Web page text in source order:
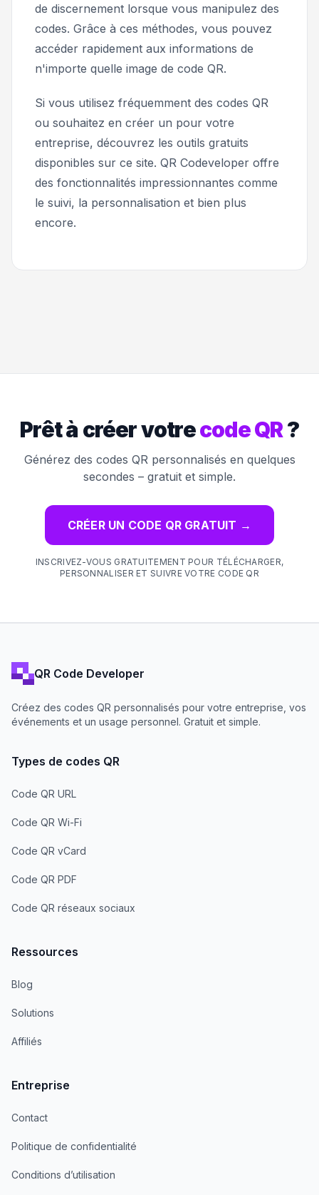
de discernement lorsque vous manipulez des
codes. Grâce à ces méthodes, vous pouvez
accéder rapidement aux informations de
n'importe quelle image de code QR.
Si vous utilisez fréquemment des codes QR
ou souhaitez en créer un pour votre
entreprise, découvrez les outils gratuits
disponibles sur ce site. QR Codeveloper offre
des fonctionnalités impressionnantes comme
le suivi, la personnalisation et bien plus
encore.
Prêt à créer votrecode QR?
Générez des codes QR personnalisés en quelques
secondes – gratuit et simple.
CRÉER UN CODE QR GRATUIT →
INSCRIVEZ-VOUS GRATUITEMENT POUR TÉLÉCHARGER,
PERSONNALISER ET SUIVRE VOTRE CODE QR
QR Code Developer
Créez des codes QR personnalisés pour votre entreprise, vos
événements et un usage personnel. Gratuit et simple.
Types de codes QR
Code QR URL
Code QR Wi-Fi
Code QR vCard
Code QR PDF
Code QR réseaux sociaux
Ressources
Blog
Solutions
Affiliés
Entreprise
Contact
Politique de confidentialité
Conditions d’utilisation